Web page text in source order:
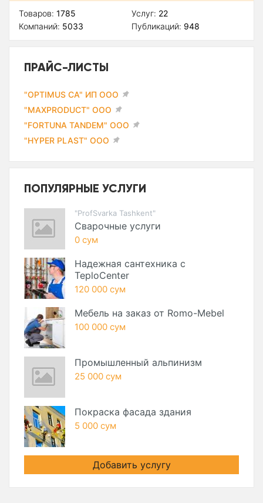
Товаров: 1785
Компаний: 5033
Услуг: 22
Публикаций: 948
ПРАЙС-ЛИСТЫ
"OPTIMUS CA" ИП ООО
"MAXPRODUCT" ООО
"FORTUNA TANDEM" ООО
"HYPER PLAST" ООО
ПОПУЛЯРНЫЕ УСЛУГИ
"ProfSvarka Tashkent"
Сварочные услуги
0 сум
Надежная сантехника с
TeploCenter
120 000 сум
Мебель на заказ от Romo-Mebel
100 000 сум
Промышленный альпинизм
25 000 сум
Покраска фасада здания
5 000 сум
Добавить услугу